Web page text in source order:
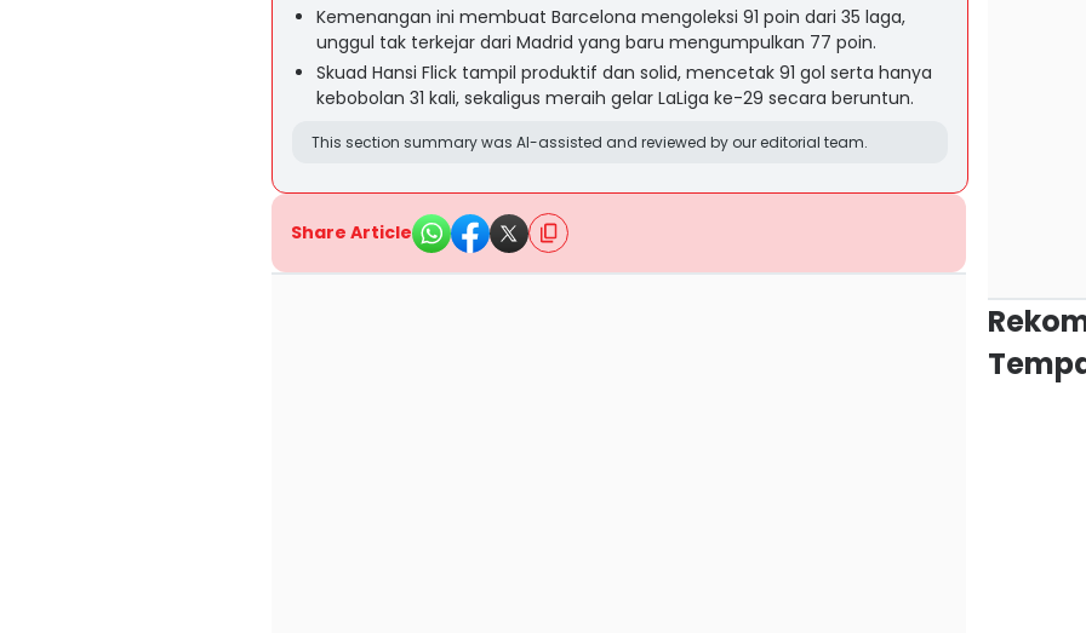
Kemenangan ini membuat Barcelona mengoleksi 91 poin dari 35 laga,
unggul tak terkejar dari Madrid yang baru mengumpulkan 77 poin.
Skuad Hansi Flick tampil produktif dan solid, mencetak 91 gol serta hanya
kebobolan 31 kali, sekaligus meraih gelar LaLiga ke-29 secara beruntun.
This section summary was AI-assisted and reviewed by our editorial team.
Share Article